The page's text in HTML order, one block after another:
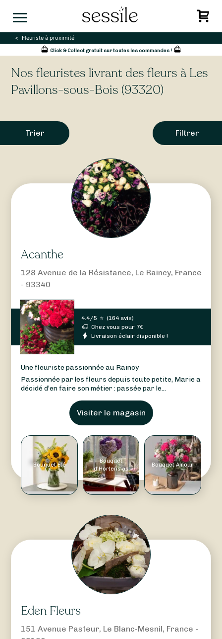
Fleuriste à proximité
Click & Collect gratuit sur toutes les commandes !
Nos fleuristes livrant des fleurs à Les
Pavillons-sous-Bois (93320)
Trier Filtrer
Acanthe
128 Avenue de la Résistance, Le Raincy, France
- 93340
4.4/5 ⭐ (164 avis)
Chez vous pour 7€
Livraison éclair disponible !
Une fleuriste passionnée au Raincy
Passionnée par les fleurs depuis toute petite, Marie a
décidé d’en faire son métier : passée par le...
Visiter le magasin
Bouquet Été
Bouquet
d'Hortensias
Bouquet Amour
Eden Fleurs
151 Avenue Pasteur, Le Blanc-Mesnil, France -